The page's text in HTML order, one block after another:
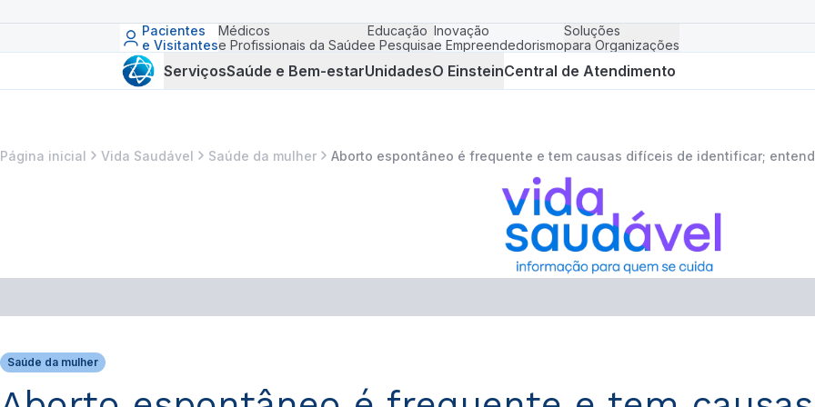
Pacientes
e Visitantes
Médicos
e Profissionais da Saúde
Educação
e Pesquisa
Inovação
e Empreendedorismo
Soluções
para Organizações
ServiçosSaúde e Bem-estarUnidadesO EinsteinCentral de Atendimento
Página inicial Vida Saudável Saúde da mulher Aborto espontâneo é frequente e tem causas difíceis de identificar;
Saúde da mulher